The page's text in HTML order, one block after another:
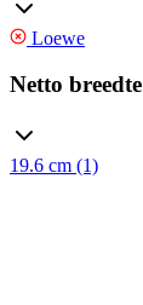
Loewe
Netto breedte
19.6 cm (1)